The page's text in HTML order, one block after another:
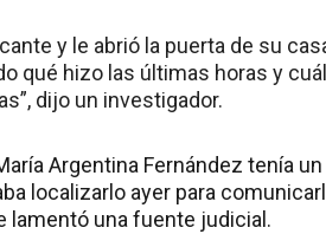
y le abrió la puerta de su
qué hizo las últimas horas y
dijo un investigador.
Argentina Fernández tenía
localizarlo ayer para
lamentó una fuente judicial.